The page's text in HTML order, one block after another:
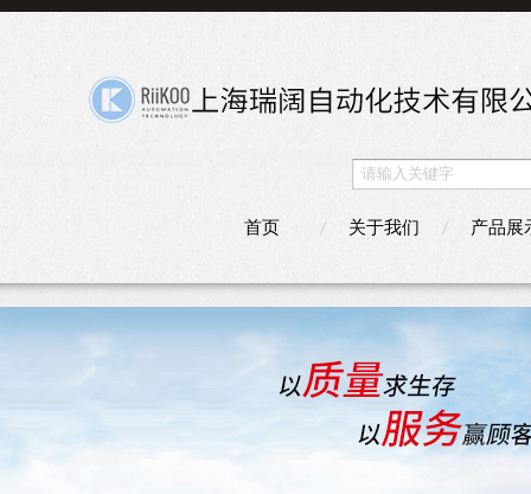
首页 关于我们 产品展